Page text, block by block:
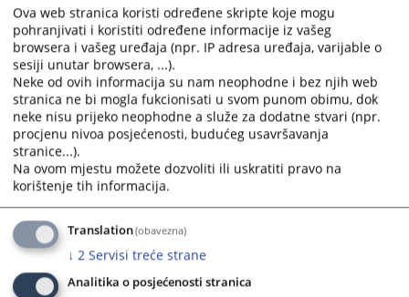
e-mail.......................SA2-UPRAVA@pravosudje.ba
ili za sve uposlene u Kantonalnom sudu u Sarajevu:
ime.prezime@pravosudje.banapr:
marko.markovic@pravosudje.ba
13709PREGLEDA
Ova web stranica koristi određene skripte koje mogu
pohranjivati i koristiti određene informacije iz vašeg
browsera i vašeg uređaja (npr. IP adresa uređaja, varijable o
sesiji unutar browsera, ...).
Neke od ovih informacija su nam neophodne i bez njih web
stranica ne bi mogla fukcionisati u svom punom obimu, dok
neke nisu prijeko neophodne a služe za dodatne stvari (npr.
procjenu nivoa posjećenosti, budućeg usavršavanja
stranice...).
Na ovom mjestu možete dozvoliti ili uskratiti pravo na
korištenje tih informacija.
Translation(obavezna)
↓ 2 Servisi treće strane
Analitika o posjećenosti stranica